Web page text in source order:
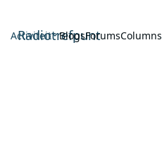
Radiotrefpunt
Activiteit BlogsForumsColumns